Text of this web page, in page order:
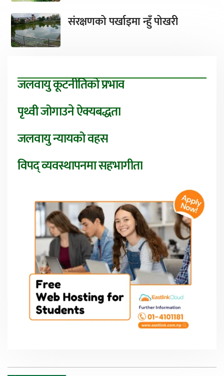
संरक्षणको पर्खाइमा न्हुँ पोखरी
जलवायु कूटनीतिको प्रभाव
पृथ्वी जोगाउने ऐक्यबद्धता
जलवायु न्यायको वहस
विपद् व्यवस्थापनमा सहभागीता